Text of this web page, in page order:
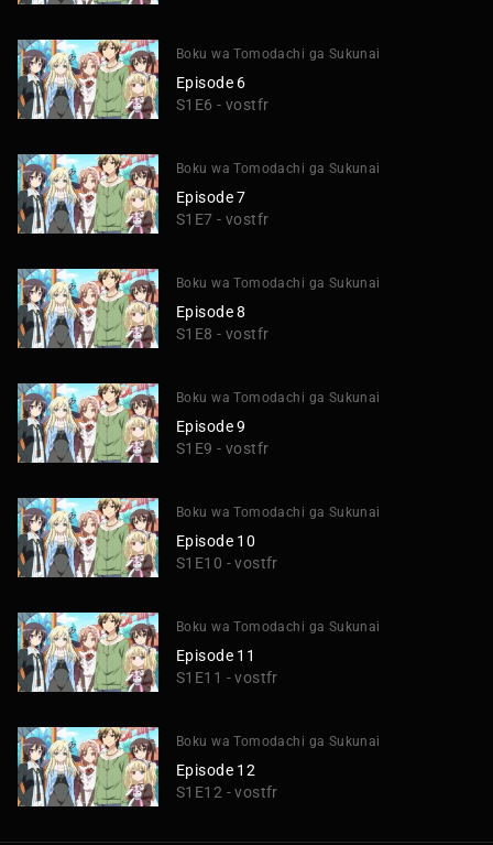
Boku wa Tomodachi ga Sukunai
Episode 6
S1E6 - vostfr
Boku wa Tomodachi ga Sukunai
Episode 7
S1E7 - vostfr
Boku wa Tomodachi ga Sukunai
Episode 8
S1E8 - vostfr
Boku wa Tomodachi ga Sukunai
Episode 9
S1E9 - vostfr
Boku wa Tomodachi ga Sukunai
Episode 10
S1E10 - vostfr
Boku wa Tomodachi ga Sukunai
Episode 11
S1E11 - vostfr
Boku wa Tomodachi ga Sukunai
Episode 12
S1E12 - vostfr